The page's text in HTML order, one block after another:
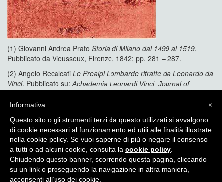
(1) Giovanni Andrea Prato Storia di Milano dal 1499 al 1519.
Pubblicato da Vieusseux, Firenze, 1842; pp. 281 – 287.
(2) Angelo Recalcati Le Prealpi Lombarde ritratte da Leonardo da
Vinci. Pubblicato su:Achademia Leonardi Vinci. Journal of
Pedretti,Vol. X 1997.
Postato
il
10 Agosto 2016
Categorie
Cultura Alpina
Itinera Alpina - di Angelo Recalcati - p.za Baiamonti, 3 - 20154 -
MI - Tel: 02.33604325 - itineraalpina@fastwebnet.it |Privacy
×
Informativa
Questo sito o gli strumenti terzi da questo utilizzati si avvalgono
di cookie necessari al funzionamento ed utili alle finalità illustrate
nella cookie policy. Se vuoi saperne di più o negare il consenso
a tutti o ad alcuni cookie, consulta la cookie policy
Chiudendo questo banner, scorrendo questa pagina, cliccando
su un link o proseguendo la navigazione in altra maniera,
acconsenti all’uso dei cookie.